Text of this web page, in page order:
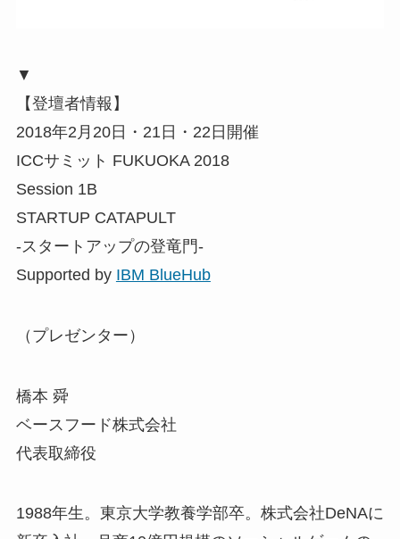
▼
【登壇者情報】
2018年2月20日・21日・22日開催
ICCサミット FUKUOKA 2018
Session 1B
STARTUP CATAPULT
-スタートアップの登竜門-
Supported by IBM BlueHub
（プレゼンター）
橋本 舜
ベースフード株式会社
代表取締役
1988年生。東京大学教養学部卒。株式会社DeNAに